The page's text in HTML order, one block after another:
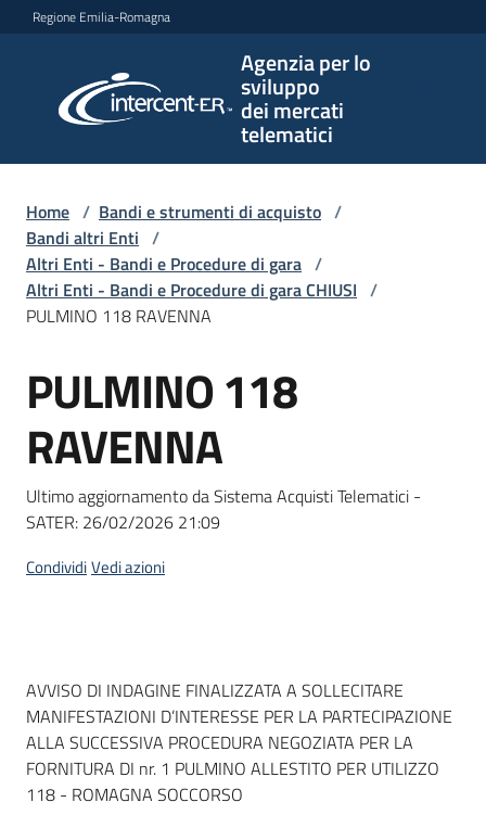
Vai al contenuto
Vai alla navigazione
Vai al footer
Regione Emilia-Romagna
Agenzia per lo
sviluppo
dei mercati
telematici
per lo
sviluppo
telematici
L'Agenzia
Bandi
strumenti
acquisto
telematiche
Home / Bandi e strumenti di acquisto /
Bandi altri Enti /
Altri Enti - Bandi e Procedure di gara /
Altri Enti - Bandi e Procedure di gara CHIUSI /
PULMINO 118 RAVENNA
Salta al contenuto
PULMINO 118
RAVENNA
Ultimo aggiornamento da Sistema Acquisti Telematici -
SATER: 26/02/2026 21:09
CondividiVedi azioni
Dati del bando
AVVISO DI INDAGINE FINALIZZATA A SOLLECITARE
MANIFESTAZIONI D’INTERESSE PER LA PARTECIPAZIONE
ALLA SUCCESSIVA PROCEDURA NEGOZIATA PER LA
FORNITURA DI nr. 1 PULMINO ALLESTITO PER UTILIZZO
118 - ROMAGNA SOCCORSO